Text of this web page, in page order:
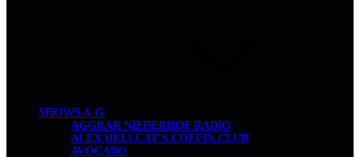
SHOWS A-G
AGGRAR NIEDERHOF RADIO
ALEX HELLCAT’S COFFIN CLUB
AVOCADO